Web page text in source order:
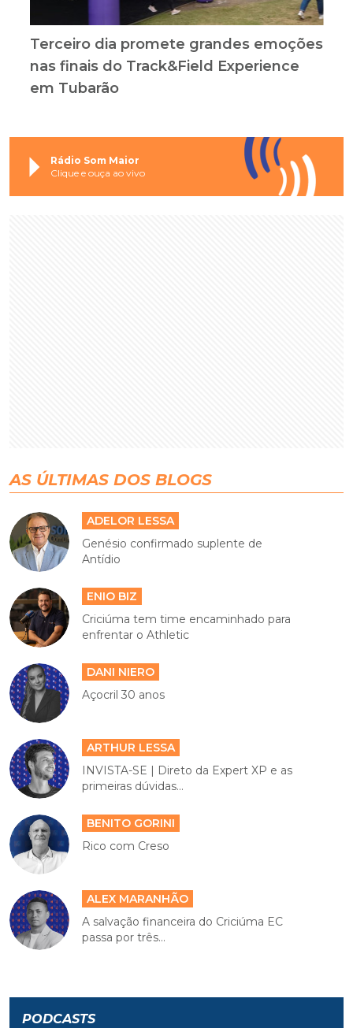
Terceiro dia promete grandes emoções
nas finais do Track&Field Experience
em Tubarão
Rádio Som Maior
Clique e ouça ao vivo
AS ÚLTIMAS DOS BLOGS
ADELOR LESSA
Genésio confirmado suplente de
Antídio
ENIO BIZ
Criciúma tem time encaminhado para
enfrentar o Athletic
DANI NIERO
Açocril 30 anos
ARTHUR LESSA
INVISTA-SE | Direto da Expert XP e as
primeiras dúvidas...
BENITO GORINI
Rico com Creso
ALEX MARANHÃO
A salvação financeira do Criciúma EC
passa por três...
PODCASTS